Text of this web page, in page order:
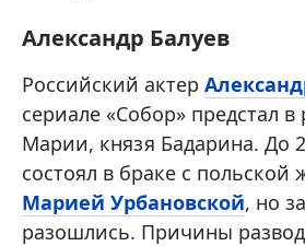
Александр Балуев
Российский актер
сериале «Собор» предстал в
Марии, князя Бадарина. До
состоял в браке с польской
Марией Урбановской, но
разошлись. Причины